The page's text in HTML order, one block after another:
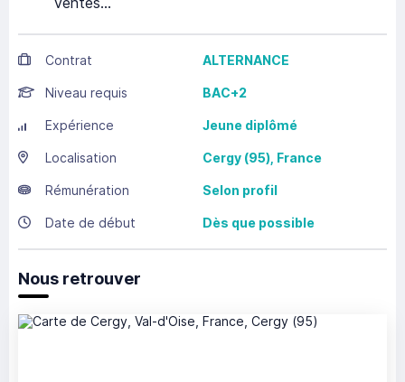
Contrat ALTERNANCE
Niveau requis BAC+2
Expérience Jeune diplômé
Localisation Cergy (95), France
Rémunération Selon profil
Date de début Dès que possible
Nous retrouver